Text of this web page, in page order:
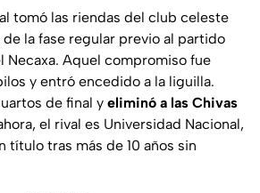
tomó las riendas del club celeste
la fase regular previo al partido
Necaxa. Aquel compromiso fue
y entró encedido a la liguilla.
de final y eliminó a las Chivas
el rival es Universidad Nacional,
título tras más de 10 años sin